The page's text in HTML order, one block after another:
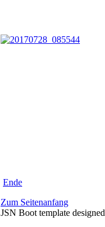
Ende
Zum Seitenanfang
JSN Boot template